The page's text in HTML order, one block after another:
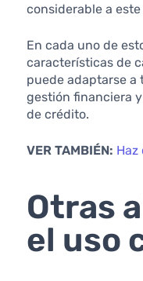
considerable a
En cada uno de
características de
puede adaptarse a
gestión financiera
de crédito.
VER TAMBIÉN:
Otras
el uso